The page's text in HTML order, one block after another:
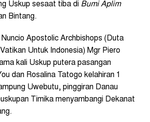
Uskup sesaat tiba di Bumi Aplim
Bintang.
Apostolic Archbishops (Duta
Untuk Indonesia) Mgr Piero
kali Uskup putera pasangan
dan Rosalina Tatogo kelahiran 1
Uwebutu, pinggiran Danau
Timika menyambangi Dekanat